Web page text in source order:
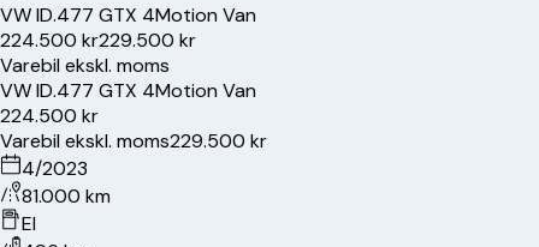
VWID.477 GTX 4Motion Van
224.500 kr229.500 kr
Varebil ekskl. moms
VWID.477 GTX 4Motion Van
224.500 kr
Varebil ekskl. moms229.500 kr
4/2023
81.000 km
El